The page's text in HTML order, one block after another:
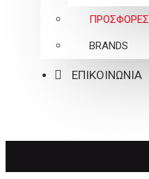
ΠΡΟΣΦΟΡΕΣ
BRANDS
ΕΠΙΚΟΙΝΩΝΙΑ